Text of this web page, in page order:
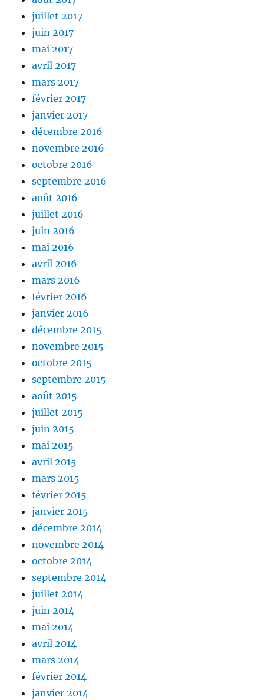
juillet 2017
juin 2017
mai 2017
avril 2017
mars 2017
février 2017
janvier 2017
décembre 2016
novembre 2016
octobre 2016
septembre 2016
août 2016
juillet 2016
juin 2016
mai 2016
avril 2016
mars 2016
février 2016
janvier 2016
décembre 2015
novembre 2015
octobre 2015
septembre 2015
août 2015
juillet 2015
juin 2015
mai 2015
avril 2015
mars 2015
février 2015
janvier 2015
décembre 2014
novembre 2014
octobre 2014
septembre 2014
juillet 2014
juin 2014
mai 2014
avril 2014
mars 2014
février 2014
janvier 2014